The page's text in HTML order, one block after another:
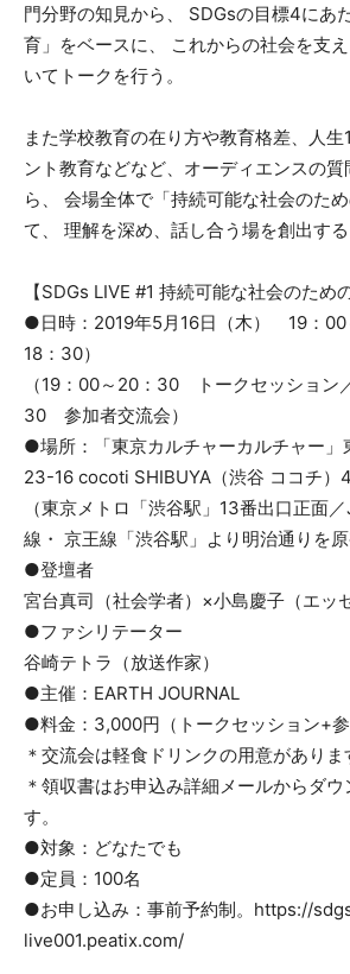
門分野の知見から、 SDGsの目標4にあ
育」をベースに、 これからの社会を支
いてトークを行う。
また学校教育の在り方や教育格差、人
ント教育などなど、オーディエンスの
ら、 会場全体で「持続可能な社会のた
て、 理解を深め、話し合う場を創出する
【SDGs LIVE #1 持続可能な社会のため
●日時：2019年5月16日（木） 19：00
18：30）
（19：00～20：30 トークセッション
30 参加者交流会）
●場所：「東京カルチャーカルチャー」
23-16 cocoti SHIBUYA（渋谷 ココチ）
（東京メトロ「渋谷駅」13番出口正面
線・ 京王線「渋谷駅」より明治通りを
●登壇者
宮台真司（社会学者）×小島慶子（エッ
●ファシリテーター
谷崎テトラ（放送作家）
●主催：EARTH JOURNAL
●料金：3,000円（トークセッション+
＊交流会は軽食ドリンクの用意がありま
＊領収書はお申込み詳細メールからダ
す。
●対象：どなたでも
●定員：100名
●お申し込み：事前予約制。https://
live001.peatix.com/